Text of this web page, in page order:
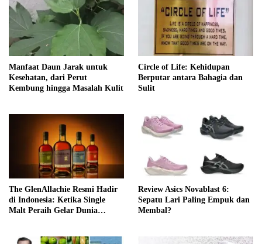
Manfaat Daun Jarak untuk
Kesehatan, dari Perut
Kembung hingga Masalah Kulit
Circle of Life: Kehidupan
Berputar antara Bahagia dan
Sulit
The GlenAllachie Resmi Hadir
di Indonesia: Ketika Single
Malt Peraih Gelar Dunia
Review Asics Novablast 6:
Sepatu Lari Paling Empuk dan
Membal?